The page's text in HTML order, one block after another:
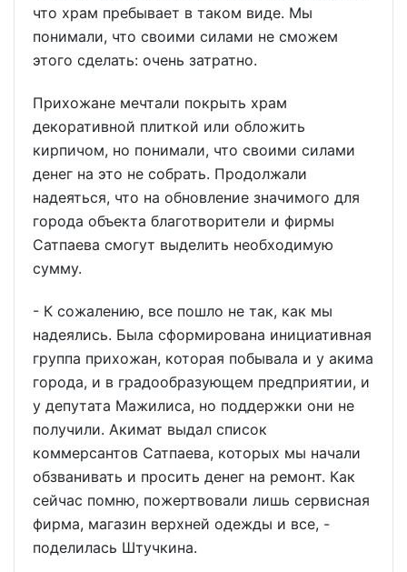
что храм пребывает в таком виде. Мы
понимали, что своими силами не сможем
этого сделать: очень затратно.
Прихожане мечтали покрыть храм
декоративной плиткой или обложить
кирпичом, но понимали, что своими силами
денег на это не собрать. Продолжали
надеяться, что на обновление значимого для
города объекта благотворители и фирмы
Сатпаева смогут выделить необходимую
сумму.
- К сожалению, все пошло не так, как мы
надеялись. Была сформирована инициативная
группа прихожан, которая побывала и у акима
города, и в градообразующем предприятии, и
у депутата Мажилиса, но поддержки они не
получили. Акимат выдал список
коммерсантов Сатпаева, которых мы начали
обзванивать и просить денег на ремонт. Как
сейчас помню, пожертвовали лишь сервисная
фирма, магазин верхней одежды и все, -
поделилась Штучкина.